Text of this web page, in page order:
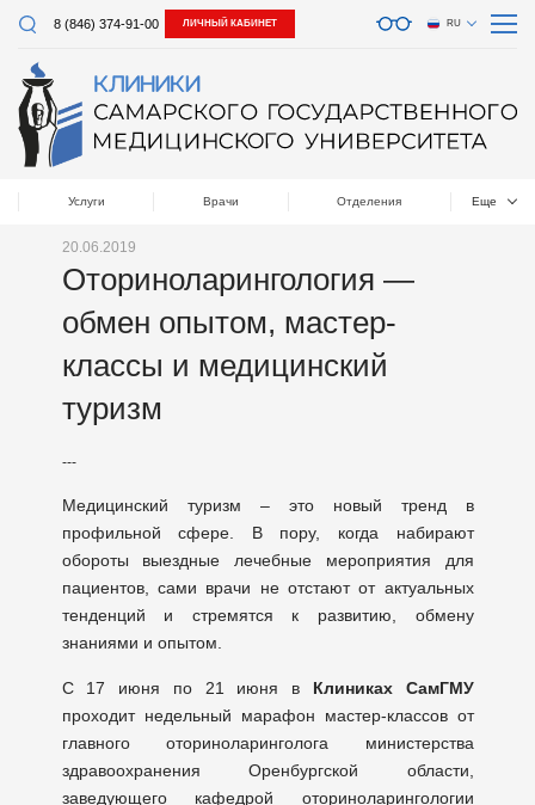
8 (846) 374-91-00 ЛИЧНЫЙ КАБИНЕТ RU
Услуги Врачи Отделения Еще
20.06.2019
Оториноларингология —
обмен опытом, мастер-
классы и медицинский
туризм
---
Медицинский туризм – это новый тренд в
профильной сфере. В пору, когда набирают
обороты выездные лечебные мероприятия для
пациентов, сами врачи не отстают от актуальных
тенденций и стремятся к развитию, обмену
знаниями и опытом.
С 17 июня по 21 июня в Клиниках СамГМУ
проходит недельный марафон мастер-классов от
главного оториноларинголога министерства
здравоохранения Оренбургской области,
заведующего кафедрой оториноларингологии